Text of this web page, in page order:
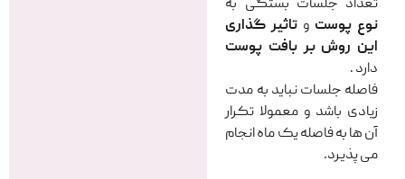
تعداد جلسات بستگی به
نوع پوست و تاثیر گذاری
این روش بر بافت پوست
دارد .
فاصله جلسات نباید به مدت
زیادی باشد و معمولا تکرار
آن ها به فاصله یک ماه انجام
می پذیرد.